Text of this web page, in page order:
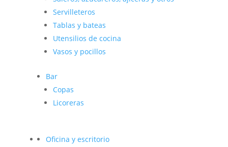
Servilleteros
Tablas y bateas
Utensilios de cocina
Vasos y pocillos
Bar
Copas
Licoreras
Oficina y escritorio